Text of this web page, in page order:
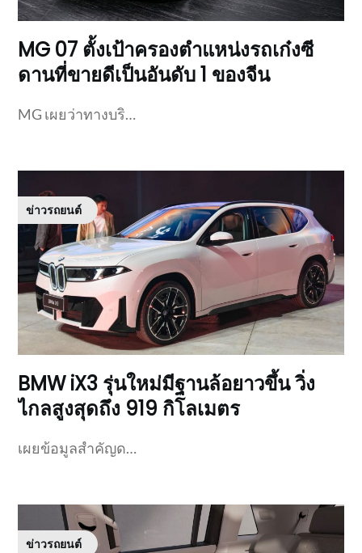
MG 07 ตั้งเป้าครองตำแหน่งรถเก๋งซี
ดานที่ขายดีเป็นอันดับ 1 ของจีน
MG เผยว่าทางบริ…
ข่าวรถยนต์
BMW iX3 รุ่นใหม่มีฐานล้อยาวขึ้น วิ่ง
ไกลสูงสุดถึง 919 กิโลเมตร
เผยข้อมูลสำคัญด…
ข่าวรถยนต์